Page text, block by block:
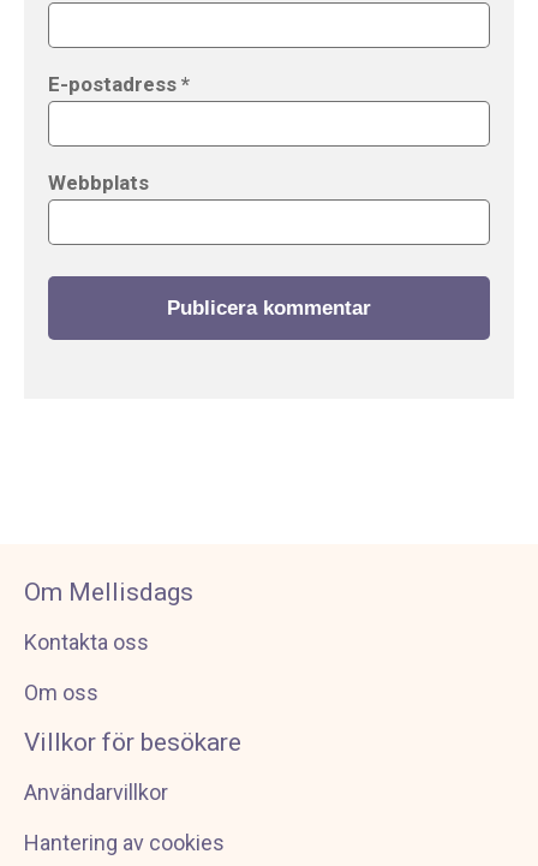
E-postadress *
Webbplats
Om Mellisdags
Kontakta oss
Om oss
Villkor för besökare
Användarvillkor
Hantering av cookies